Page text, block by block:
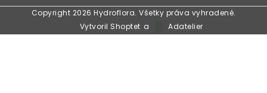
e
Kvetináče, črepníky
Obchodné podmienky
Podmienky ochrany osobných údajov
Vytvoril Shoptet a Adatelier
Copyright 2026 Hydroflora. Všetky práva vyhradené.